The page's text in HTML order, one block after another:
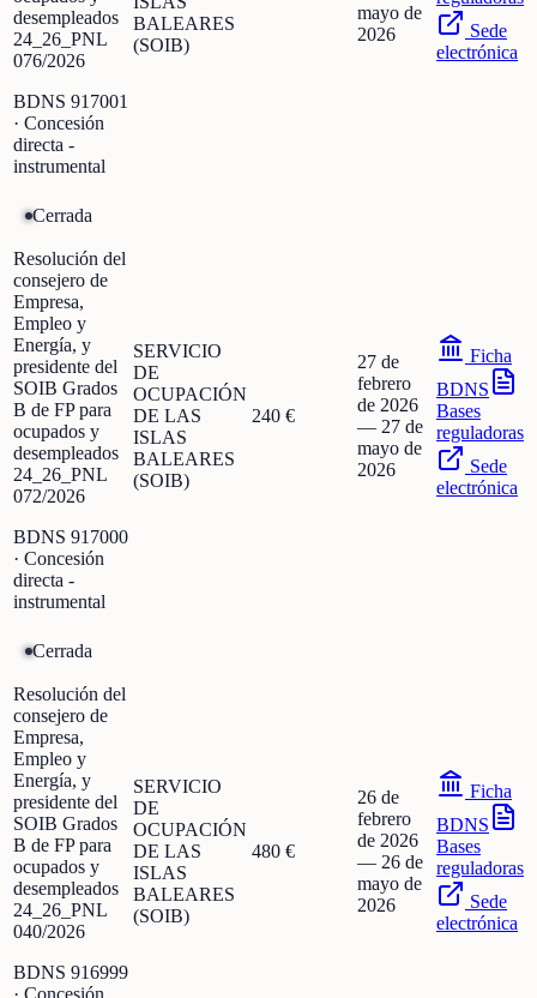
desempleados
24_26_PNL
076/2026
BDNS 917001
· Concesión
directa -
instrumental
BALEARES
(SOIB)
mayo de
2026
Sede
electrónica
Cerrada
Resolución del
consejero de
Empresa,
Empleo y
Energía, y
presidente del
SOIB Grados
B de FP para
ocupados y
desempleados
24_26_PNL
072/2026
BDNS 917000
· Concesión
directa -
instrumental
SERVICIO
DE
OCUPACIÓN
DE LAS
ISLAS
BALEARES
(SOIB)
240 €
27 de
febrero
de 2026
— 27 de
mayo de
2026
Ficha
BDNS
Bases
reguladoras
Sede
electrónica
Cerrada
Resolución del
consejero de
Empresa,
Empleo y
Energía, y
presidente del
SOIB Grados
B de FP para
ocupados y
desempleados
24_26_PNL
040/2026
BDNS 916999
· Concesión
SERVICIO
DE
OCUPACIÓN
DE LAS
ISLAS
BALEARES
(SOIB)
480 €
26 de
febrero
de 2026
— 26 de
mayo de
2026
Ficha
BDNS
Bases
reguladoras
Sede
electrónica